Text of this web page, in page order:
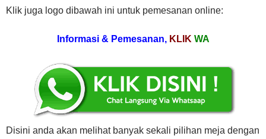
Klik juga logo dibawah ini untuk pemesanan online:
Informasi & Pemesanan, KLIK WA
Disini anda akan melihat banyak sekali pilihan meja dengan